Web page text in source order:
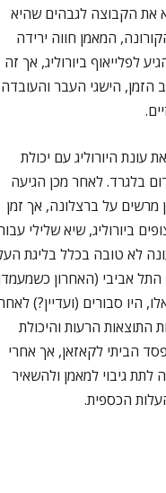
את הקבוצה לגבהים שהיא
2019/20 עד שהגיעה הקורונה, המאמן חווה ירידה
לפלייאוף ביורוליג, אך זה
הישגי העבר והעובדה
היורוליג עם יכולת
האדום בלגרד. לאחר מכן הגיעה
מרשים על ברצלונה, אך זמן
ביורוליג, שיא שלילי
לא טובה בכלל בליגת
בדרבי התל אביבי (האחרון
היו סבורים (ועדיין?)
הרעות והיכולת
הביתי לקאזאן, אך אחרי
גיבוי למאמן ולהשאיר
הכספית.